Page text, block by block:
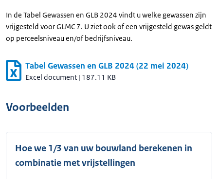
In de Tabel Gewassen en GLB 2024 vindt u welke gewassen zijn
vrijgesteld voor GLMC 7. U ziet ook of een vrijgesteld gewas geldt
op perceelsniveau en/of bedrijfsniveau.
Tabel Gewassen en GLB 2024 (22 mei 2024)
Excel document | 187.11 KB
Voorbeelden
Hoe we 1/3 van uw bouwland berekenen in
combinatie met vrijstellingen